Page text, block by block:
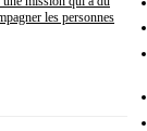
les personnes